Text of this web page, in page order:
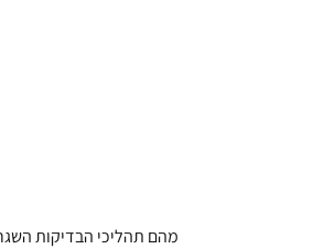
מהם תהליכי הבדיקות